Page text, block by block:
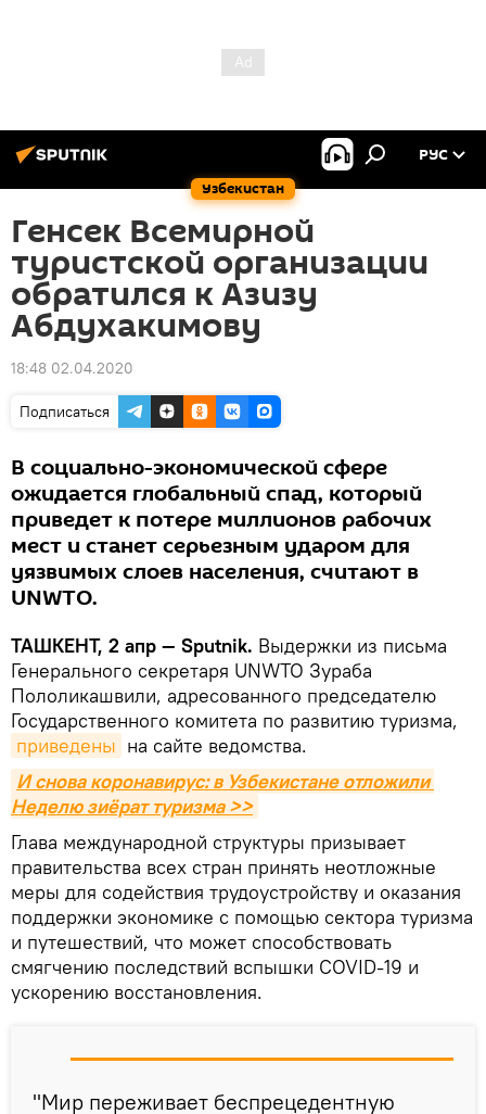
Узбекистан
РУС
Генсек Всемирной
туристской организации
обратился к Азизу
Абдухакимову
18:48 02.04.2020
Подписаться
В социально-экономической сфере
ожидается глобальный спад, который
приведет к потере миллионов рабочих
мест и станет серьезным ударом для
уязвимых слоев населения, считают в
UNWTO.
ТАШКЕНТ, 2 апр — Sputnik. Выдержки из письма
Генерального секретаря UNWTO Зураба
Пололикашвили, адресованного председателю
Государственного комитета по развитию туризма,
приведены на сайте ведомства.
И снова коронавирус: в Узбекистане отложили
Неделю зиёрат туризма >>
Глава международной структуры призывает
правительства всех стран принять неотложные
меры для содействия трудоустройству и оказания
поддержки экономике с помощью сектора туризма
и путешествий, что может способствовать
смягчению последствий вспышки COVID-19 и
ускорению восстановления.
"Мир переживает беспрецедентную